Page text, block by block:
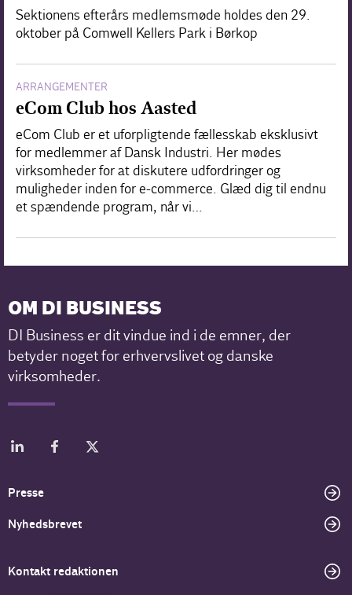
Sektionens efterårs medlemsmøde holdes den 29.
oktober på Comwell Kellers Park i Børkop
ARRANGEMENTER
eCom Club hos Aasted
eCom Club er et uforpligtende fællesskab eksklusivt
for medlemmer af Dansk Industri. Her mødes
virksomheder for at diskutere udfordringer og
muligheder inden for e-commerce. Glæd dig til endnu
et spændende program, når vi…
OM DI BUSINESS
DI Business er dit vindue ind i de emner, der
betyder noget for erhvervslivet og danske
virksomheder.
Presse
Nyhedsbrevet
Kontakt redaktionen